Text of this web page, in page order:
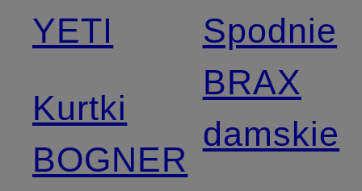
YETI
Kurtki
BOGNER
Spodnie
BRAX
damskie